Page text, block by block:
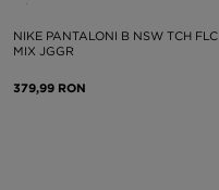
NIKE PANTALONI B NSW TCH FLC
MIX JGGR
379,99 RON